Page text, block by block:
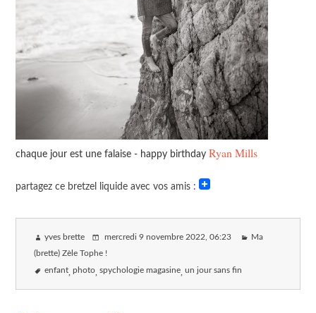
chaque jour est une falaise - happy birthdayRyan Mills
partagez ce bretzel liquide avec vos amis :
yves brette mercredi 9 novembre 2022, 06:23 Ma
(brette) Zèle Tophe !
enfant photo spychologie magasine un jour sans fin